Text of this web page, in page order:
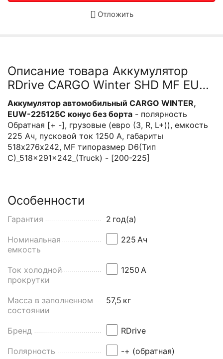
Отложить
Описание товара Аккумулятор
RDrive CARGO Winter SHD MF EUW-
225125C
Аккумулятор автомобильный CARGO WINTER,
EUW-225125C конус без борта - полярность
Обратная [+ -], грузовые (евро (3, R, L+)), емкость
225 Ач, пусковой ток 1250 А, габариты
518х276х242, MF типоразмер D6(Тип
C)_518×291×242_(Truck) - [200-225]
Особенности
Гарантия 2 год(а)
Номинальная
емкость
225 Aч
Ток холодной
прокрутки
1250 А
Масса в заполненном
состоянии
57,5 кг
Бренд RDrive
Полярность -+ (обратная)